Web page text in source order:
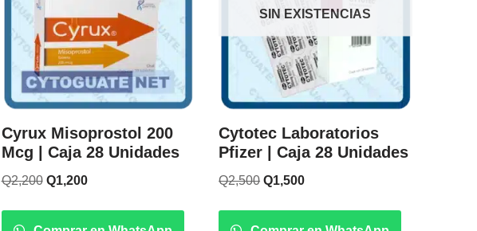
Cyrux Misoprostol 200
Mcg | Caja 28 Unidades
Q2,200 Q1,200
SIN EXISTENCIAS
Cytotec Laboratorios
Pfizer | Caja 28 Unidades
Q2,500 Q1,500